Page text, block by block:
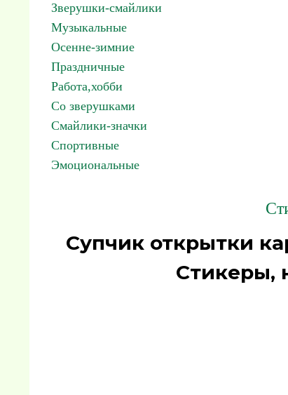
Зверушки-смайлики
Музыкальные
Осенне-зимние
Праздничные
Работа,хобби
Со зверушками
Смайлики-значки
Спортивные
Эмоциональные
Супчик открытки
Стикеры,